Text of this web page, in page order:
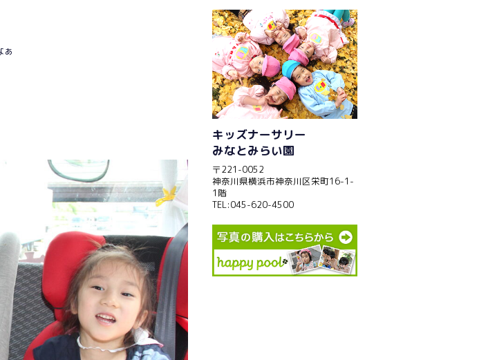
キッズナーサリー
みなとみらい園
〒221-0052
神奈川県横浜市神奈川区栄町16-1-
1階
TEL:045-620-4500